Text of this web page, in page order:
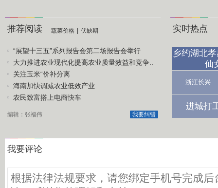
推荐阅读 蔬菜价格 伏缺期
“展望十三五”系列报告会第二场报告会举行
大力推进农业现代化提高农业质量效益和竞争..
关注玉米“价补分离
海南加快调减农业低效产业
农民致富搭上电商快车
我要纠错
编辑：张福伟
实时热点
乡约湖北
仙
浙江长兴
进城打